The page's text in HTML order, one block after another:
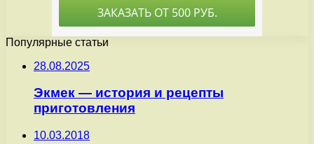
Популярные статьи
28.08.2025
Экмек — история и рецепты
приготовления
10.03.2018